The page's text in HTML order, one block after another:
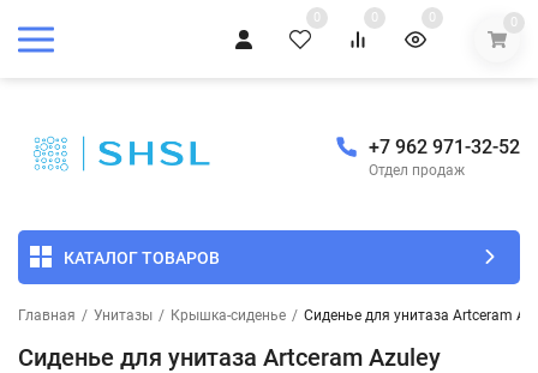
0 0 0 0
+7 962 971-32-52
Отдел продаж
КАТАЛОГ ТОВАРОВ
Главная / Унитазы / Крышка-сиденье / Сиденье для унитаза Artceram
Сиденье для унитаза Artceram Azuley